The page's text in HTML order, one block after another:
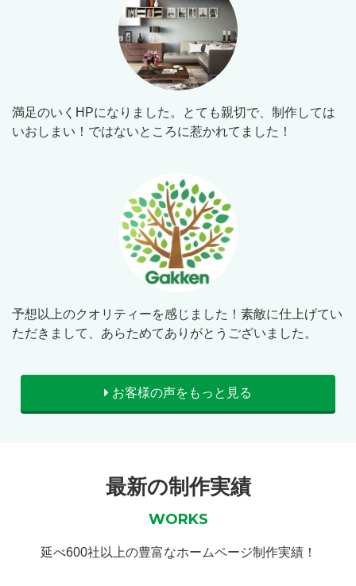
満足のいくHPになりました。とても親切で、制作しては
いおしまい！ではないところに惹かれてました！
予想以上のクオリティーを感じました！素敵に仕上げてい
ただきまして、あらためてありがとうございました。
お客様の声をもっと見る
最新の制作実績
WORKS
延べ600社以上の豊富なホームページ制作実績！